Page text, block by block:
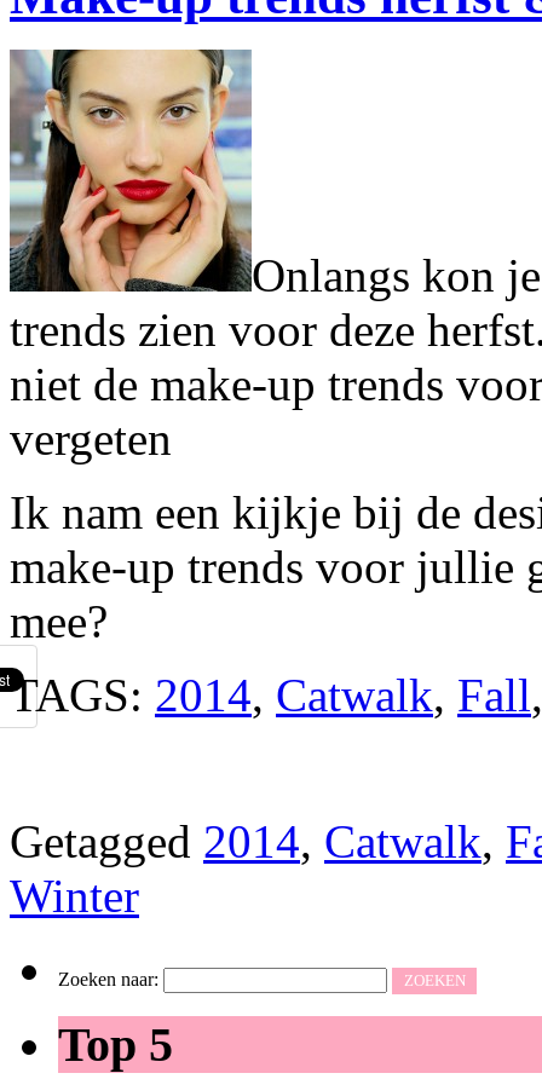
Onlangs kon
trends zien voor deze
niet de make-up trends
vergeten
Ik nam een kijkje bij de
make-up trends voor jullie
mee?
TAGS: 2014, Catwalk, Fall
Getagged 2014, Catwalk,
Winter
Zoeken naar:
Top 5